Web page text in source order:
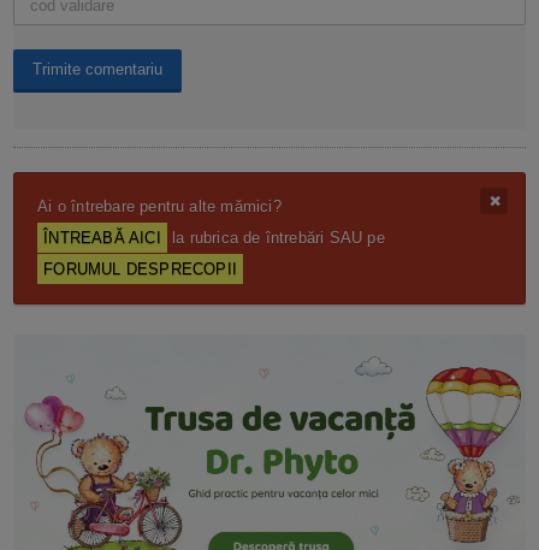
Ai o întrebare pentru alte mămici?
ÎNTREABĂ AICI
la rubrica de întrebări SAU pe
FORUMUL DESPRECOPII